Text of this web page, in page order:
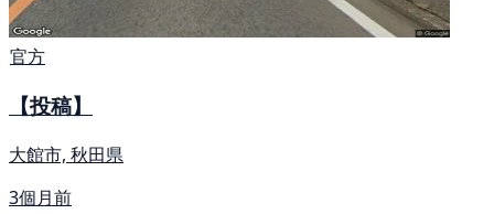
官方
【投稿】
大館市, 秋田県
3個月前